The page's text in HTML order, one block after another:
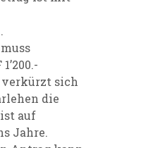
verkürzt sich
die
auf
Jahre.